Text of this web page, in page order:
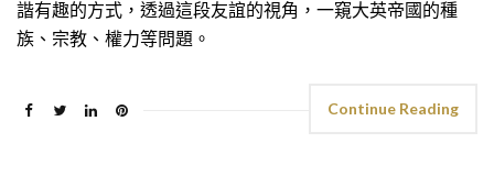
諧有趣的方式，透過這段友誼的視角，一窺大英帝國的種
族、宗教、權力等問題。
Continue Reading